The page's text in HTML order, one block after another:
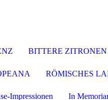
BITTERE
RÖMISCHES
Impressionen In